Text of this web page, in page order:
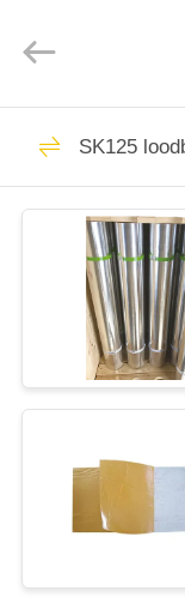
HUIS
ONS
Protection
Equipment
De
De
de
SK125